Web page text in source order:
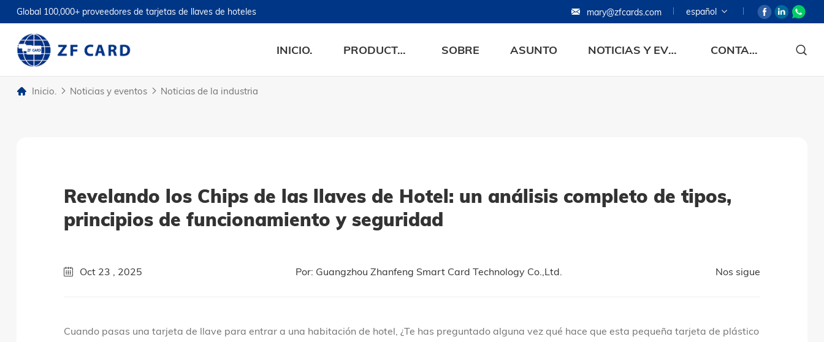
Global 100,000+ proveedores de tarjetas de llaves de hoteles español
mary@zfcards.com
INICIO. PRODUCTOS SOBRE ASUNTO NOTICIAS Y EVENTOS CONTACTO CONTACTO
Inicio. Noticias y eventos Noticias de la industria
Revelando los Chips de las llaves de Hotel: un análisis completo de tipos,
principios de funcionamiento y seguridad
Oct 23 , 2025 Por: Guangzhou Zhanfeng Smart Card Technology Co.,Ltd. Nos sigue
Cuando pasas una tarjeta de llave para entrar a una habitación de hotel, ¿Te has preguntado alguna vez qué hace que esta pequeña tarjeta de plástico